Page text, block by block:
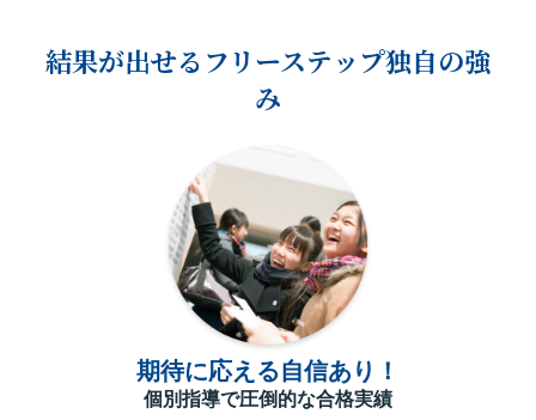
結果が出せるフリーステップ独自の強
み
期待に応える自信あり！
個別指導で圧倒的な合格実績